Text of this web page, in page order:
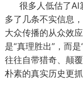
很多人低估了AI
多了几条不实信息
大众传播的从众效
是“真理胜出”，而
往往自带猎奇、颠
朴素的真实历史更抓